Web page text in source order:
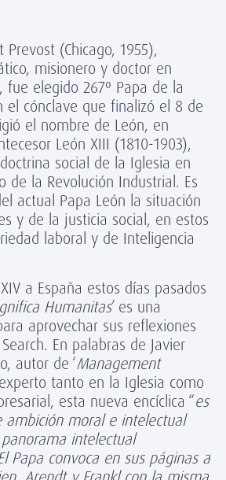
Prevost (Chicago, 1955),
misionero y doctor en
fue elegido 267º Papa de la
el cónclave que finalizó el 8 de
el nombre de León, en
León XIII (1810-1903),
social de la Iglesia en
de la Revolución Industrial. Es
actual Papa León la situación
y de la justicia social, en estos
laboral y de Inteligencia
a España estos días pasados
Humanitas’ es una
aprovechar sus reflexiones
En palabras de Javier
autor de ‘Management
tanto en la Iglesia como
esta nueva encíclica “es
ambición moral e intelectual
intelectual
Papa convoca en sus páginas a